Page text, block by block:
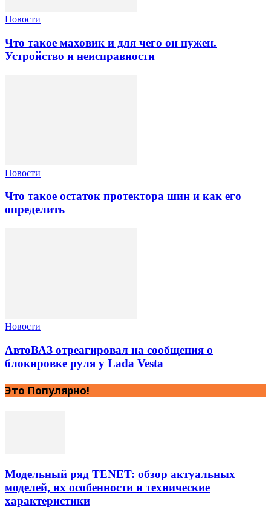
Новости
Что такое маховик и для чего он нужен.
Устройство и неисправности
Новости
Что такое остаток протектора шин и как его
определить
Новости
АвтоВАЗ отреагировал на сообщения о
блокировке руля у Lada Vesta
Это Популярно!
Модельный ряд TENET: обзор актуальных
моделей, их особенности и технические
характеристики